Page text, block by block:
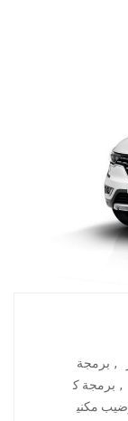
, برمجة
, برمجة ك
مكني